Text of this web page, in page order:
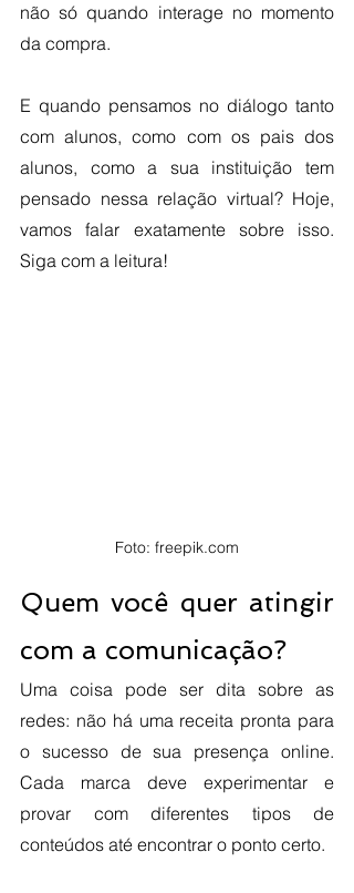
não só quando interage no momento
da compra.
E quando pensamos no diálogo tanto
com alunos, como com os pais dos
alunos, como a sua instituição tem
pensado nessa relação virtual? Hoje,
vamos falar exatamente sobre isso.
Siga com a leitura!
Foto: freepik.com
Quem você quer atingir
com a comunicação?
Uma coisa pode ser dita sobre as
redes: não há uma receita pronta para
o sucesso de sua presença online.
Cada marca deve experimentar e
provar com diferentes tipos de
conteúdos até encontrar o ponto certo.